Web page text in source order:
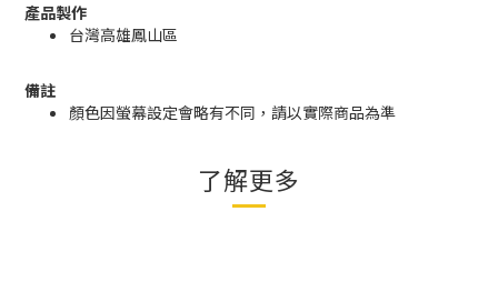
產品製作
台灣高雄鳳山區
備註
顏色因螢幕設定會略有不同，請以實際商品為準
了解更多